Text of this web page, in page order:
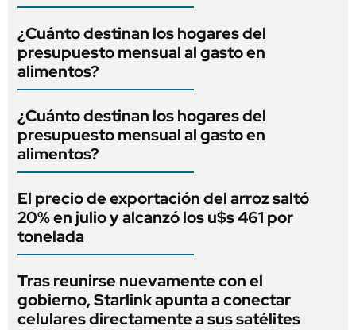
¿Cuánto destinan los hogares del
presupuesto mensual al gasto en
alimentos?
¿Cuánto destinan los hogares del
presupuesto mensual al gasto en
alimentos?
El precio de exportación del arroz saltó
20% en julio y alcanzó los u$s 461 por
tonelada
Tras reunirse nuevamente con el
gobierno, Starlink apunta a conectar
celulares directamente a sus satélites